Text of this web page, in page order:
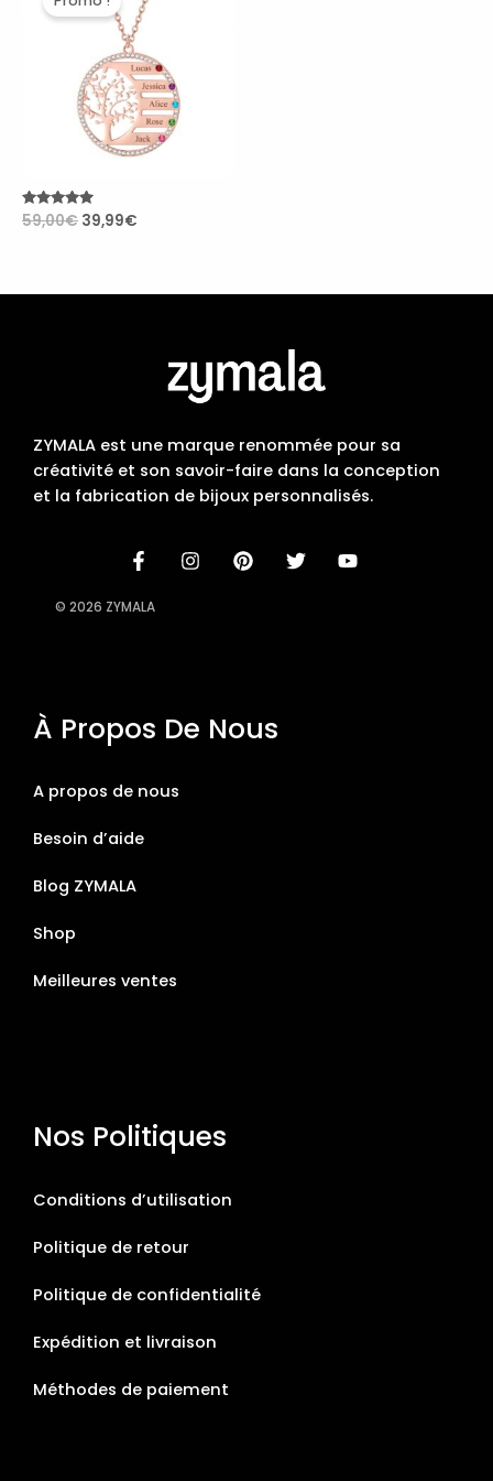
Note
4.87
59,00€
initial
était :
59,00€.
39,99€
actuel
est :
39,99€.
ZYMALA est une marque renommée pour sa
créativité et son savoir-faire dans la conception
et la fabrication de bijoux personnalisés.
© 2026 ZYMALA
À Propos De Nous
A propos de nous
Besoin d’aide
Blog ZYMALA
Shop
Meilleures ventes
Nos Politiques
Conditions d’utilisation
Politique de retour
Politique de confidentialité
Expédition et livraison
Méthodes de paiement